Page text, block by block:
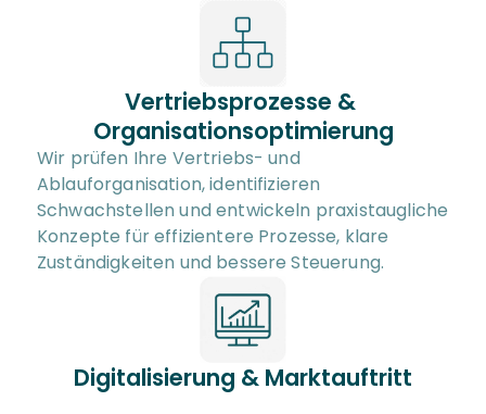
Vertriebsprozesse &
Organisationsoptimierung
Wir prüfen Ihre Vertriebs- und
Ablauforganisation, identifizieren
Schwachstellen und entwickeln praxistaugliche
Konzepte für effizientere Prozesse, klare
Zuständigkeiten und bessere Steuerung.
Digitalisierung & Marktauftritt